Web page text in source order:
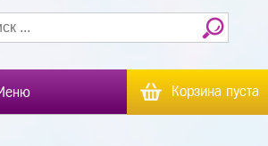
Корзина пуста